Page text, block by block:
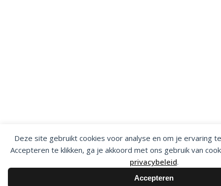
Deze site gebruikt cookies voor analyse en om je ervaring
Accepteren te klikken, ga je akkoord met ons gebruik van
privacybeleid.
Accepteren